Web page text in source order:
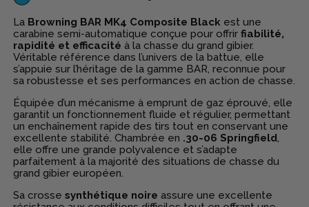
La Browning BAR MK4 Composite Black est une
carabine semi-automatique conçue pour offrirfiabilité,
rapidité et efficacité à la chasse du grand gibier.
Véritable référence dans l’univers de la battue, elle
s’appuie sur l’héritage de la gamme BAR, reconnue pour
sa robustesse et ses performances en action de chasse.
Équipée d’un mécanisme à emprunt de gaz éprouvé, elle
garantit un fonctionnement fluide et régulier, permettant
un enchaînement rapide des tirs tout en conservant une
excellente stabilité. Chambrée en .30-06 Springfield
elle offre une grande polyvalence et s’adapte
parfaitement à la majorité des situations de chasse du
grand gibier européen.
Sa crossesynthétique noire assure une excellente